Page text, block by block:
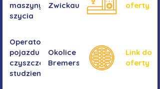
maszyny do
szycia
Zwickau
oferty
Operator/operatorka
pojazdu do
czyszczenia
studzienek
Okolice
Bremershaven
Link do
oferty